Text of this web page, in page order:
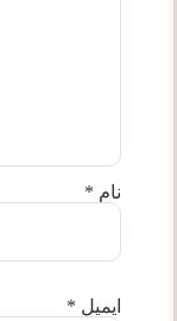
نام *
ایمیل *